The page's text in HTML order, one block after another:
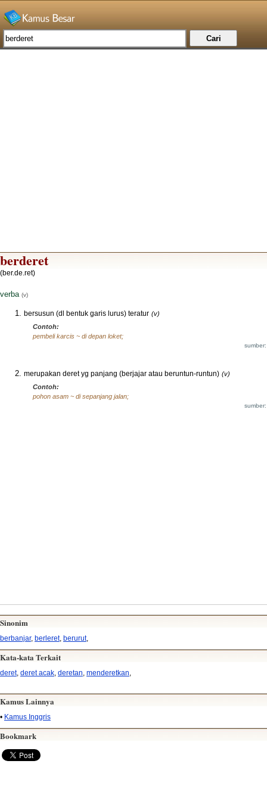
berderet
(ber.de.ret)
verba (v)
bersusun (dl bentuk garis lurus) teratur (v)
Contoh:
pembeli karcis ~ di depan loket;
merupakan deret yg panjang (berjajar atau beruntun-runtun) (v)
Contoh:
pohon asam ~ di sepanjang jalan;
Sinonim
berbanjar, berleret, berurut,
Kata-kata Terkait
deret, deret acak, deretan, menderetkan,
Kamus Lainnya
• Kamus Inggris
Bookmark